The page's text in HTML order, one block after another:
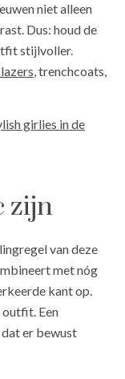
niet alleen
Dus: houd de
stijlvoller.
, trenchcoats,
girlies in de
zijn
van deze
met nóg
kant op.
Een
er bewust